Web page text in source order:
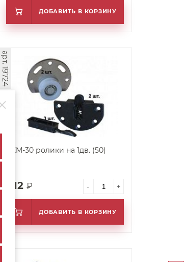
ДОБАВИТЬ В КОРЗИНУ
SKM-30 ролики на 1дв. (50)
арт. 19724
412 ₽ - +
ДОБАВИТЬ В КОРЗИНУ